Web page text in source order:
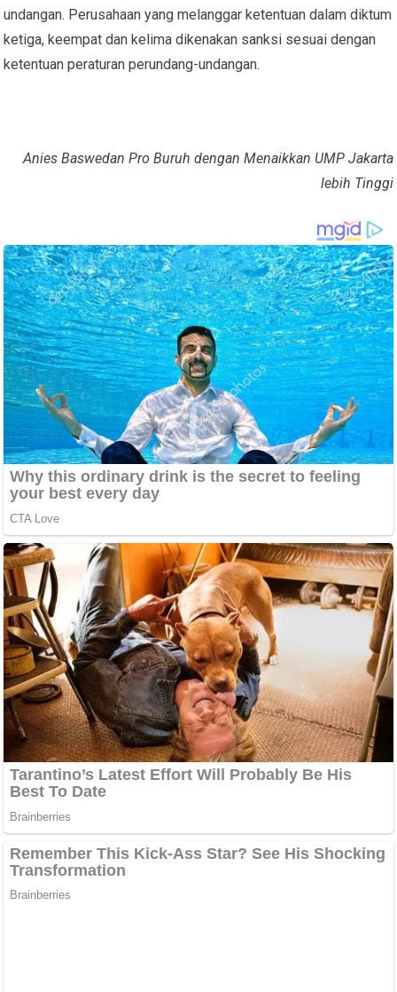
undangan. Perusahaan yang melanggar ketentuan dalam diktum
ketiga, keempat dan kelima dikenakan sanksi sesuai dengan
ketentuan peraturan perundang-undangan.
Anies Baswedan Pro Buruh dengan Menaikkan UMP Jakarta
lebih Tinggi